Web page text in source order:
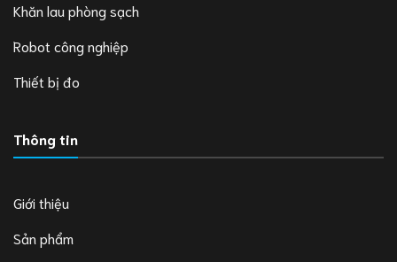
Khăn lau phòng sạch
Robot công nghiệp
Thiết bị đo
Thông tin
Giới thiệu
Sản phẩm